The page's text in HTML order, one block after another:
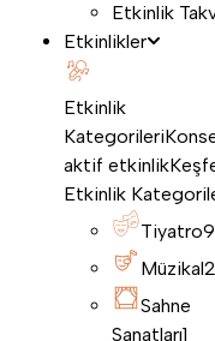
Etkinlik
Etkinlikler
Etkinlik
Kategorileri
aktif etkinlik
Etkinlik
Tiyatro9
Müzikal2
Sahne
Sanatları1